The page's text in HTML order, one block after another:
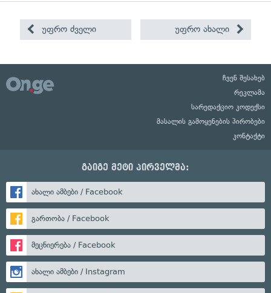
უფრო ძველი უფრო ახალი
ჩვენ შესახებ
რეკლამა
სარედაქციო კოდექსი
მასალის გამოყენების პირობები
კონტაქტი
გაიგე მეტი პირველმა:
ახალი ამბები / Facebook
გართობა / Facebook
მეცნიერება / Facebook
ახალი ამბები / Instagram